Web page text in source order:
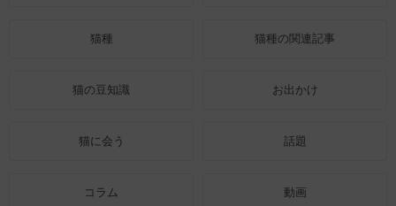
猫種 猫種の関連記事
猫の豆知識 お出かけ
猫に会う 話題
コラム 動画